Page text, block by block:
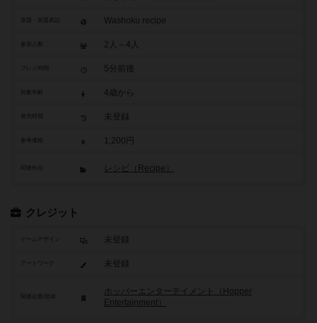
Washoku recipe
参加人数 2人～4人
5分前後
4歳から
未登録
参考価格 1,200円
関連作品 レシピ（Recipe）
クレジット
ゲームデザイン 未登録
アートワーク 未登録
ホッパーエンターテイメント（Hopper
Entertainment）